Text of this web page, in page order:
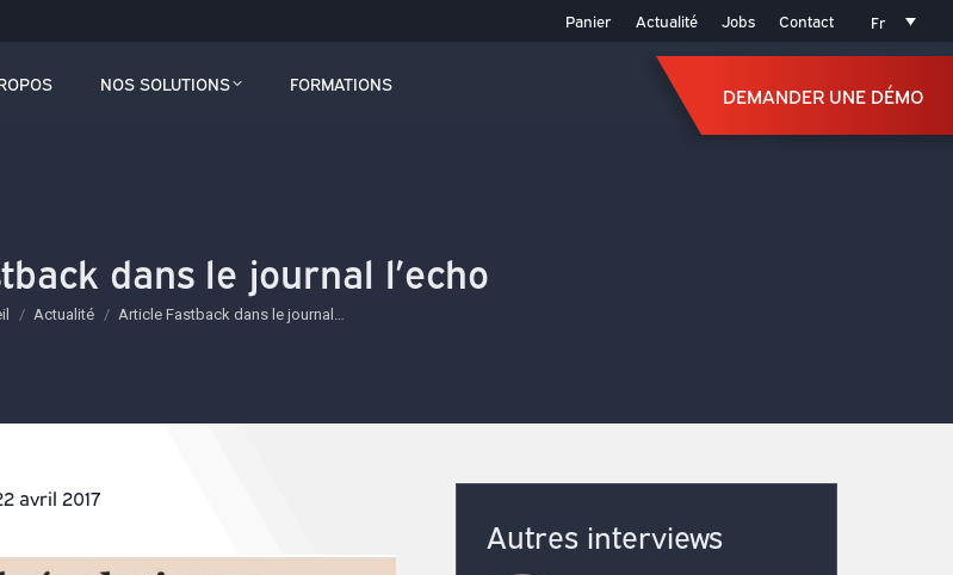
Panier Actualité Jobs Contact Fr
NOS SOLUTIONS FORMATIONS DEMANDER UNE DÉMO
dans le journal l’echo
ici :
Actualité Article Fastback dans le journal…
avril 2017
Autres interviews